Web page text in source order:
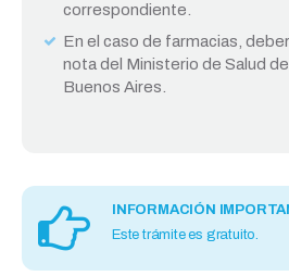
correspondiente.
En el caso de farmacias,
nota del Ministerio de Salud
Buenos Aires.
INFORMACIÓN
Este trámite es gratuito.